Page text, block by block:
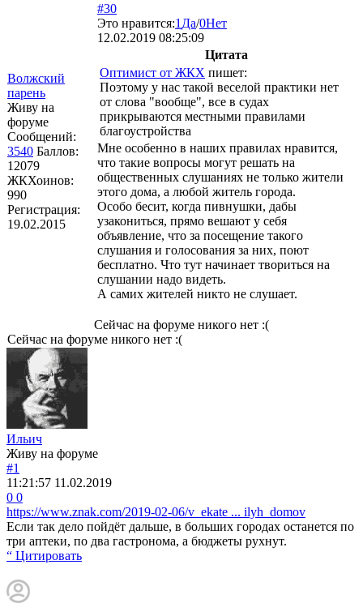
Волжский
парень
Живу на
форуме
Сообщений:
3540 Баллов:
12079
ЖКХоинов:
990
Регистрация:
19.02.2015
#30
Это нравится:1 Да/0Нет
12.02.2019 08:25:09
Цитата
Оптимист от ЖКХ пишет:
Поэтому у нас такой веселой практики нет
от слова "вообще", все в судах
прикрываются местными правилами
благоустройства
Мне особенно в наших правилах нравится,
что такие вопросы могут решать на
общественных слушаниях не только жители
этого дома, а любой житель города.
Особо бесит, когда пивнушки, дабы
узакониться, прямо вешают у себя
объявление, что за посещение такого
слушания и голосования за них, поют
бесплатно. Что тут начинает твориться на
слушании надо видеть.
А самих жителей никто не слушает.
Сейчас на форуме никого нет :(
Сейчас на форуме никого нет :(
Ильич
Живу на форуме
#1
11:21:57 11.02.2019
0 0
https://www.znak.com/2019-02-06/v_ekate ... ilyh_domov
Если так дело пойдёт дальше, в больших городах останется по
три аптеки, по два гастронома, а бюджеты рухнут.
“ Цитировать